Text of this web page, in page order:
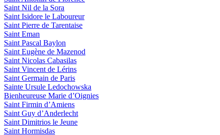
Saint Nil de la Sora
Saint Isidore le Laboureur
Saint Pierre de Tarentaise
Saint Eman
Saint Pascal Baylon
Saint Eugène de Mazenod
Saint Nicolas Cabasilas
Saint Vincent de Lérins
Saint Germain de Paris
Sainte Ursule Ledochowska
Bienheureuse Marie d’Oignies
Saint Firmin d’Amiens
Saint Guy d’Anderlecht
Saint Dimitrios le Jeune
Saint Hormisdas